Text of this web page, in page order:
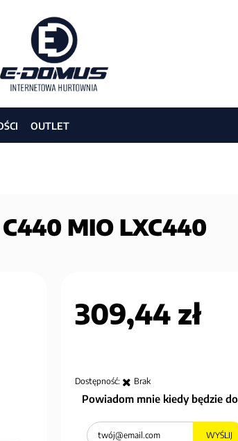
OUTLET
MIO LXC440
309,44 zł
Dostępność: Brak
Powiadom mnie kiedy będzie
WYŚLIJ